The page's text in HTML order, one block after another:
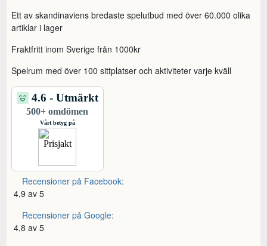
Ett av skandinaviens bredaste spelutbud med över 60.000 olika
artiklar i lager
Fraktfritt inom Sverige från 1000kr
Spelrum med över 100 sittplatser och aktiviteter varje kväll
Recensioner på Facebook:
4,9 av 5
Recensioner på Google:
4,8 av 5